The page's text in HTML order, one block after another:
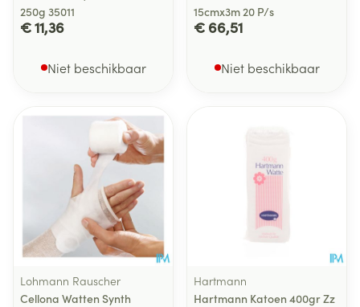
250g 35011
€ 11,36
Niet beschikbaar
15cmx3m 20 P/s
€ 66,51
Niet beschikbaar
Lohmann Rauscher
Cellona Watten Synth
Hartmann
Hartmann Katoen 400gr Zz